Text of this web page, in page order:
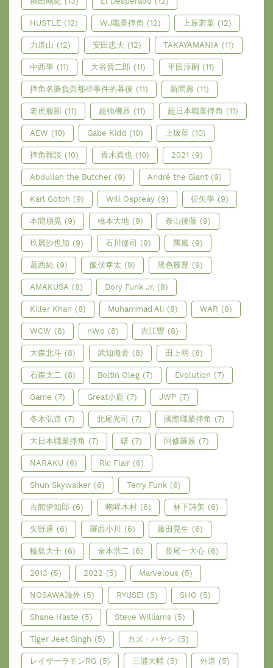
HUSTLE (12) WJ職業摔角 (12) 上原若菜 (12)
力道山 (12) 安田忠夫 (12) TAKAYAMANIA (11)
中西學 (11) 大谷晉二郎 (11) 平田淳嗣 (11)
摔角名勝負與那些事件的幕後 (11) 新間壽 (11)
老虎服部 (11) 超強機器 (11) 超日本職業摔角 (11)
AEW (10) Gabe Kidd (10) 上坂堇 (10)
摔角雜談 (10) 青木真也 (10) 2021 (9)
Abdullah the Butcher (9) André the Giant (9)
Karl Gotch (9) Will Ospreay (9) 征矢學 (9)
本間朋晃 (9) 橋本大地 (9) 泰山後藤 (9)
玖麗沙也加 (9) 石川修司 (9) 羆嵐 (9)
葛西純 (9) 飯伏幸太 (9) 黑色履歷 (9)
AMAKUSA (8) Dory Funk Jr. (8)
Killer Khan (8) Muhammad Ali (8) WAR (8)
WCW (8) nWo (8) 吉江豐 (8)
大森北斗 (8) 武知海青 (8) 田上明 (8)
石森太二 (8) Boltin Oleg (7) Evolution (7)
Game (7) Great小鹿 (7) JWP (7)
冬木弘道 (7) 北尾光司 (7) 國際職業摔角 (7)
大日本職業摔角 (7) 曙 (7) 阿修羅原 (7)
NARAKU (6) Ric Flair (6)
Shun Skywalker (6) Terry Funk (6)
古館伊知郎 (6) 咆哮木村 (6) 林下詩美 (6)
矢野通 (6) 羅西小川 (6) 藤田晃生 (6)
輪島大士 (6) 金本浩二 (6) 長尾一大心 (6)
2013 (5) 2022 (5) Marvelous (5)
NOSAWA論外 (5) RYUSEI (5) SHO (5)
Shane Haste (5) Steve Williams (5)
Tiger Jeet Singh (5) カズ・ハヤシ (5)
レイザーラモンRG (5) 三浦大輔 (5) 外道 (5)